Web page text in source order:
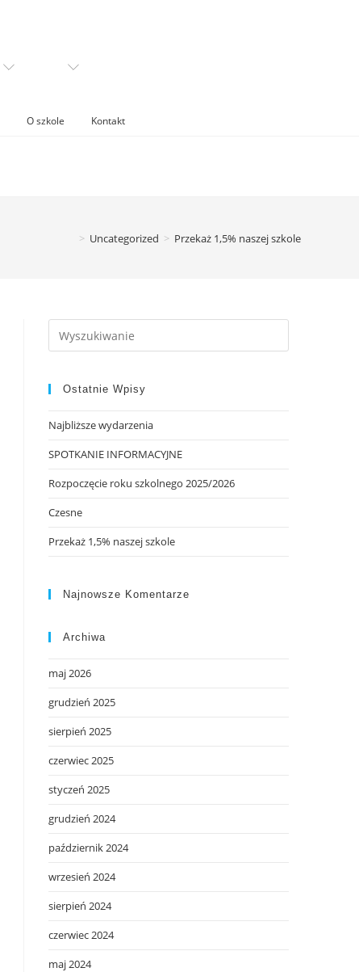
O szkole Kontakt
> Uncategorized > Przekaż 1,5% naszej szkole
Ostatnie Wpisy
Najbliższe wydarzenia
SPOTKANIE INFORMACYJNE
Rozpoczęcie roku szkolnego 2025/2026
Czesne
Przekaż 1,5% naszej szkole
Najnowsze Komentarze
Archiwa
maj 2026
grudzień 2025
sierpień 2025
czerwiec 2025
styczeń 2025
grudzień 2024
październik 2024
wrzesień 2024
sierpień 2024
czerwiec 2024
maj 2024